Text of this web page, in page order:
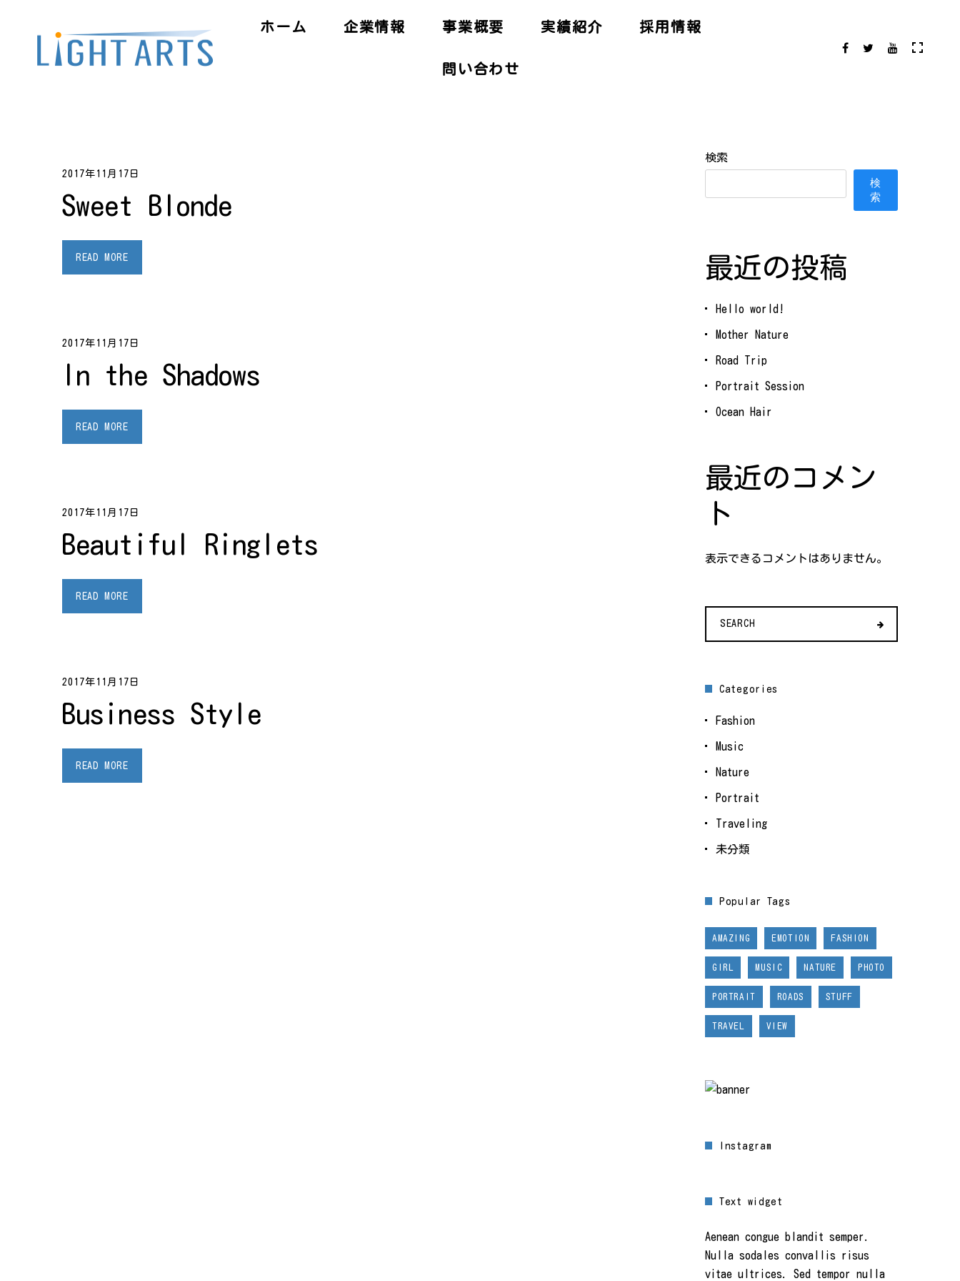
ホーム 企業情報 事業概要 実績紹介 採用情報
問い合わせ
2017年11月17日
Sweet Blonde
READ MORE
2017年11月17日
In the Shadows
READ MORE
2017年11月17日
Beautiful Ringlets
READ MORE
2017年11月17日
Business Style
READ MORE
検索
検
索
最近の投稿
Hello world!
Mother Nature
Road Trip
Portrait Session
Ocean Hair
最近のコメン
ト
表示できるコメントはありません。
Categories
Fashion
Music
Nature
Portrait
Traveling
未分類
Popular Tags
AMAZING EMOTION FASHION
GIRL MUSIC NATURE PHOTO
PORTRAIT ROADS STUFF
TRAVEL VIEW
Instagram
Text widget
Aenean congue blandit semper.
Nulla sodales convallis risus
vitae ultrices. Sed tempor nulla